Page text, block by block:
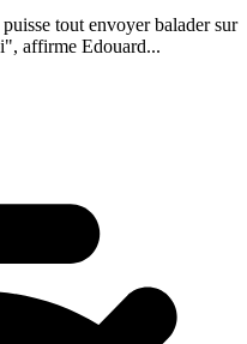
tout envoyer balader sur
affirme Edouard...